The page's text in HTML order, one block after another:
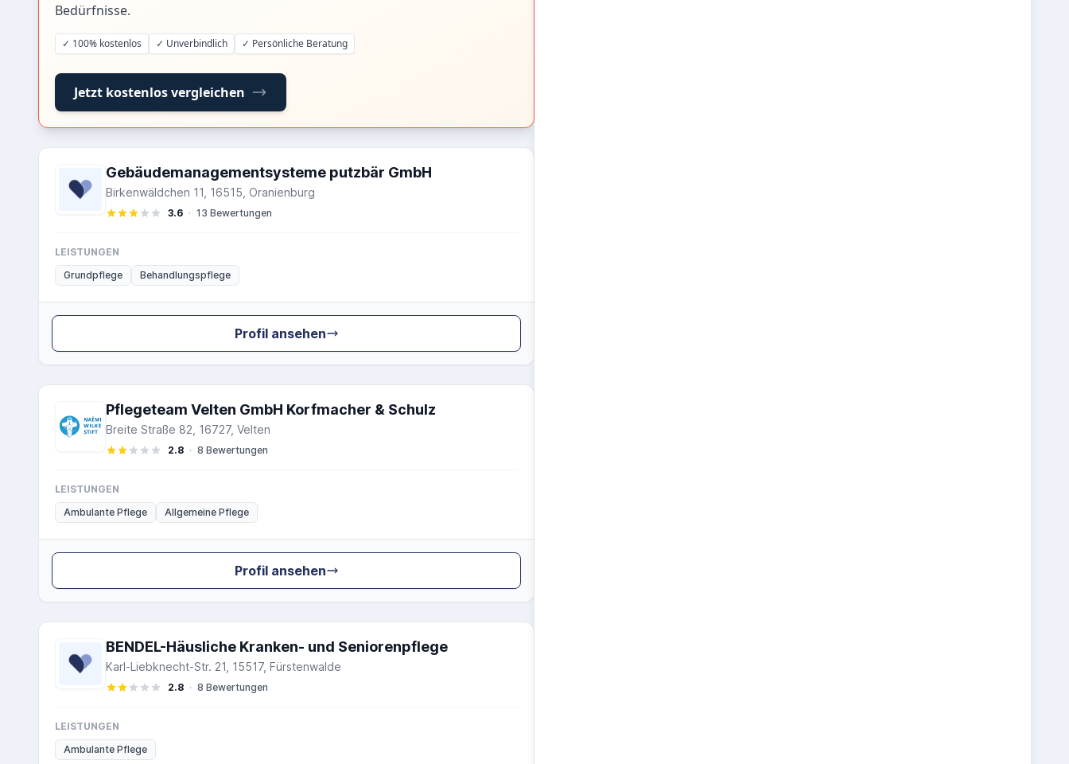
Bedürfnisse.
✓ 100% kostenlos ✓ Unverbindlich ✓ Persönliche Beratung
Jetzt kostenlos vergleichen
Gebäudemanagementsysteme putzbär GmbH
Birkenwäldchen 11, 16515, Oranienburg
3.6 · 13 Bewertungen
LEISTUNGEN
Grundpflege
Behandlungspflege
Profil ansehen
Pflegeteam Velten GmbH Korfmacher & Schulz
Breite Straße 82, 16727, Velten
2.8 · 8 Bewertungen
LEISTUNGEN
Ambulante Pflege
Allgemeine Pflege
Profil ansehen
BENDEL-Häusliche Kranken- und Seniorenpflege
Karl-Liebknecht-Str. 21, 15517, Fürstenwalde
2.8 · 8 Bewertungen
LEISTUNGEN
Ambulante Pflege